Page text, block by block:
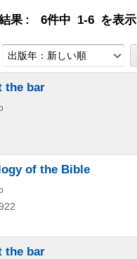
果 6件中 1-6 を表示
出版年：新しい順
the bar
of the Bible
the bar